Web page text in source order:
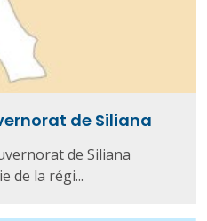
de Siliana
de Siliana
de la régi...